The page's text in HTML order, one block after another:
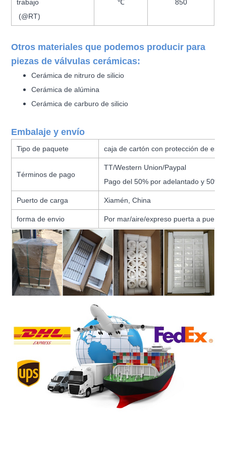
trabajo
(@RT)
℃ 850
Otros materiales que podemos producir para
piezas de válvulas cerámicas:
Cerámica de nitruro de silicio
Cerámica de alúmina
Cerámica de carburo de silicio
Embalaje y envío
Tipo de paquete caja de cartón con protección de
Términos de pago
TT/Western Union/Paypal
Pago del 50% por adelantado y 50%
Puerto de carga Xiamén, China
forma de envio Por mar/aire/expreso puerta a puerta